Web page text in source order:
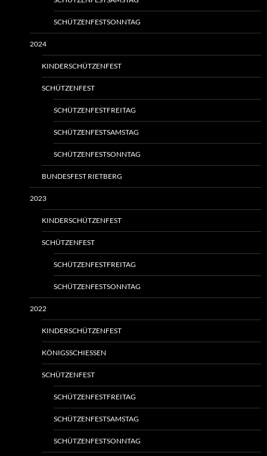
SCHÜTZENFESTSONNTAG
2024
KINDERSCHÜTZENFEST
SCHÜTZENFEST
SCHÜTZENFESTFREITAG
SCHÜTZENFESTSAMSTAG
SCHÜTZENFESTSONNTAG
BUNDESFEST RIETBERG
2023
KINDERSCHÜTZENFEST
SCHÜTZENFEST
SCHÜTZENFESTFREITAG
SCHÜTZENFESTSONNTAG
2022
KINDERSCHÜTZENFEST
KÖNIGSSCHIESSEN
SCHÜTZENFEST
SCHÜTZENFESTFREITAG
SCHÜTZENFESTSAMSTAG
SCHÜTZENFESTSONNTAG